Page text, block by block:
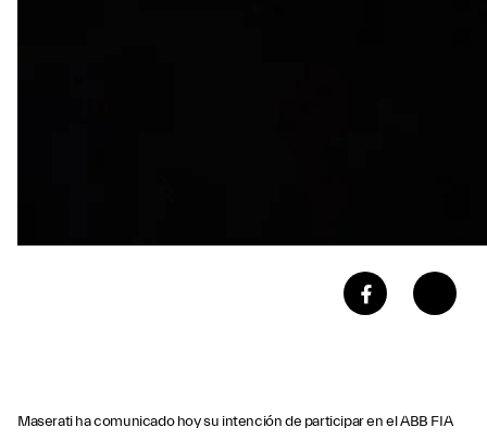
Maserati ha comunicado hoy su intención de participar en el ABB FIA